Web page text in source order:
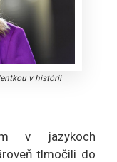
v histórii
v jazykoch
tlmočili do